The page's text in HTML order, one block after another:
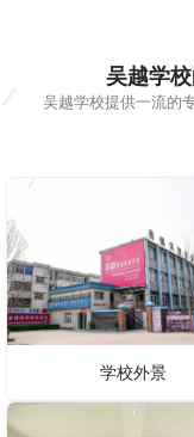
吴越学
吴越学校提供一流的
学校外景